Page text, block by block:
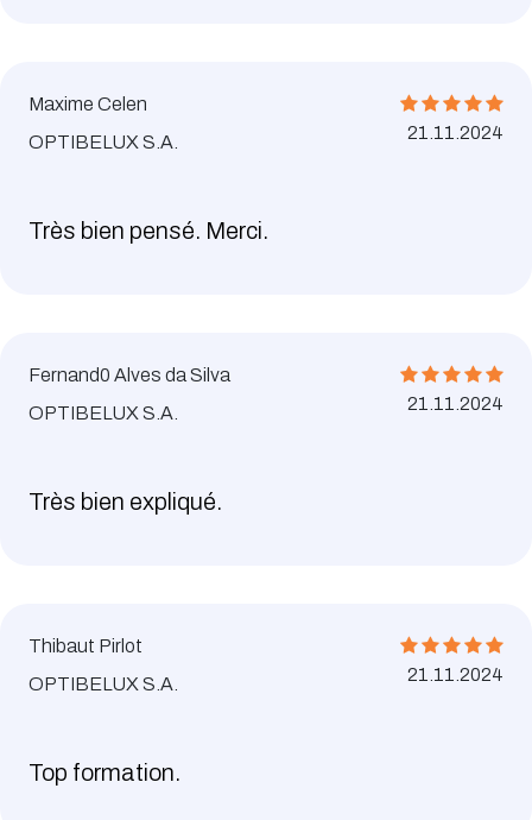
Maxime Celen
OPTIBELUX S.A.
21.11.2024
Très bien pensé. Merci.
Fernand0 Alves da Silva
OPTIBELUX S.A.
21.11.2024
Très bien expliqué.
Thibaut Pirlot
OPTIBELUX S.A.
21.11.2024
Top formation.